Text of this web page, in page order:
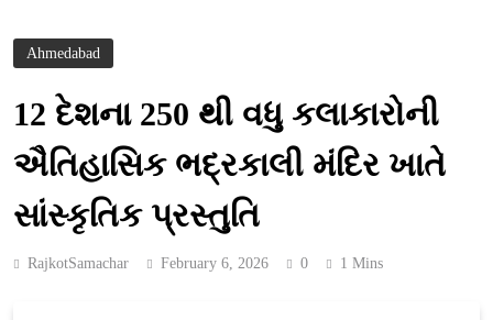
Ahmedabad
12 દેશના 250 થી વધુ કલાકારોની
ઐતિહાસિક ભદ્રકાલી મંદિર ખાતે
સાંસ્કૃતિક પ્રસ્તુતિ
RajkotSamachar February 6, 2026 0 1 Mins